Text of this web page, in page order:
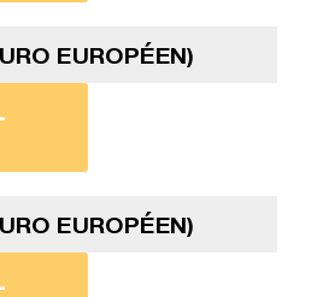
EUROPÉEN)
EUROPÉEN)